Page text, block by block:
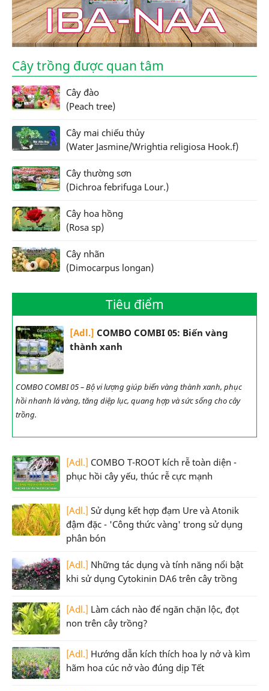
Cây trồng được quan tâm
Cây đào
(Peach tree)
Cây mai chiếu thủy
(Water Jasmine/Wrightia religiosa Hook.f)
Cây thường sơn
(Dichroa febrifuga Lour.)
Cây hoa hồng
(Rosa sp)
Cây nhãn
(Dimocarpus longan)
Tiêu điểm
[Adl.] COMBO COMBI 05: Biến vàng
thành xanh
COMBO COMBI 05 – Bộ vi lượng giúp biến vàng thành xanh, phục
hồi nhanh lá vàng, tăng diệp lục, quang hợp và sức sống cho cây
trồng.
[Adl.] COMBO T-ROOT kích rễ toàn diện -
phục hồi cây yếu, thúc rễ cực mạnh
[Adl.] Sử dụng kết hợp đạm Ure và Atonik
đậm đặc - 'Công thức vàng' trong sử dụng
phân bón
[Adl.] Những tác dụng và tính năng nổi bật
khi sử dụng Cytokinin DA6 trên cây trồng
[Adl.] Làm cách nào để ngăn chặn lộc, đọt
non trên cây trồng?
[Adl.] Hướng dẫn kích thích hoa ly nở và kìm
hãm hoa cúc nở vào đúng dịp Tết